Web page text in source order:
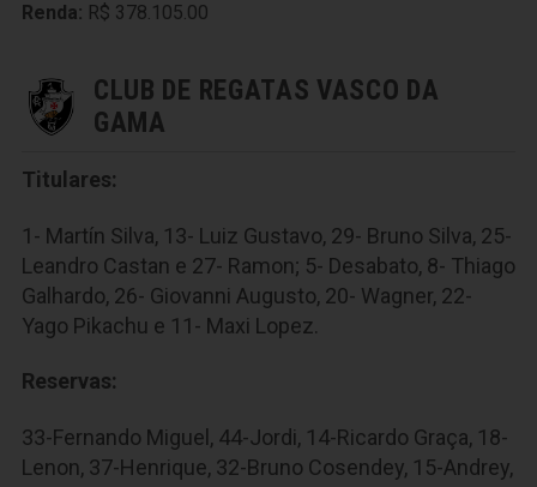
Renda: R$ 378.105.00
CLUB DE REGATAS VASCO DA
GAMA
Titulares:
1- Martín Silva, 13- Luiz Gustavo, 29- Bruno Silva, 25-
Leandro Castan e 27- Ramon; 5- Desabato, 8- Thiago
Galhardo, 26- Giovanni Augusto, 20- Wagner, 22-
Yago Pikachu e 11- Maxi Lopez.
Reservas:
33-Fernando Miguel, 44-Jordi, 14-Ricardo Graça, 18-
Lenon, 37-Henrique, 32-Bruno Cosendey, 15-Andrey,